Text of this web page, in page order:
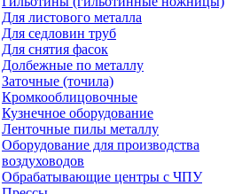
Для листового металла
Для седловин труб
Для снятия фасок
Долбежные по металлу
Заточные (точила)
Кромкооблицовочные
Кузнечное оборудование
Ленточные пилы металлу
Оборудование для производства
воздуховодов
Обрабатывающие центры с ЧПУ